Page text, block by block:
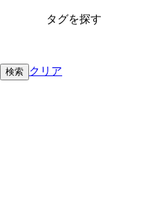
タグを探す
クリア